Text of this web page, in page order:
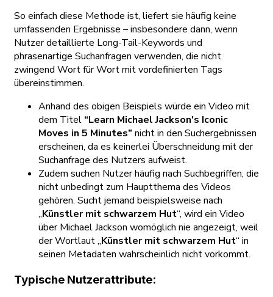
So einfach diese Methode ist, liefert sie häufig keine
umfassenden Ergebnisse – insbesondere dann, wenn
Nutzer detaillierte Long-Tail-Keywords und
phrasenartige Suchanfragen verwenden, die nicht
zwingend Wort für Wort mit vordefinierten Tags
übereinstimmen.
Anhand des obigen Beispiels würde ein Video mit
dem Titel “Learn Michael Jackson's Iconic
Moves in 5 Minutes” nicht in den Suchergebnissen
erscheinen, da es keinerlei Überschneidung mit der
Suchanfrage des Nutzers aufweist.
Zudem suchen Nutzer häufig nach Suchbegriffen, die
nicht unbedingt zum Hauptthema des Videos
gehören. Sucht jemand beispielsweise nach
„Künstler mit schwarzem Hut“, wird ein Video
über Michael Jackson womöglich nie angezeigt, weil
der Wortlaut „Künstler mit schwarzem Hut“ in
seinen Metadaten wahrscheinlich nicht vorkommt.
Typische Nutzerattribute: